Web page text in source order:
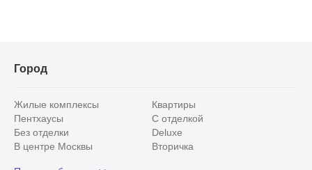
Город
Жилые комплексы
Квартиры
Пентхаусы
С отделкой
Без отделки
Deluxe
В центре Москвы
Вторичка